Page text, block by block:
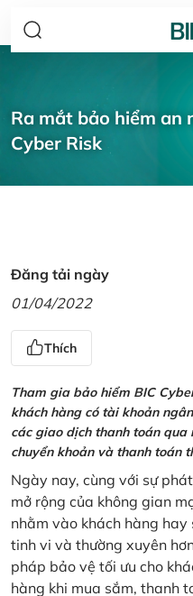
Ra mắt bảo hiểm an
Cyber Risk
Đăng tải ngày
01/04/2022
Thích
Tham gia bảo hiểm BIC
khách hàng có tài khoản
các giao dịch thanh toán
chuyển khoản và thanh toán
Ngày nay, cùng với sự
mở rộng của không gian
nhằm vào khách hàng
tinh vi và thường xuyên
pháp bảo vệ tối ưu cho
hàng khi mua sắm, thanh